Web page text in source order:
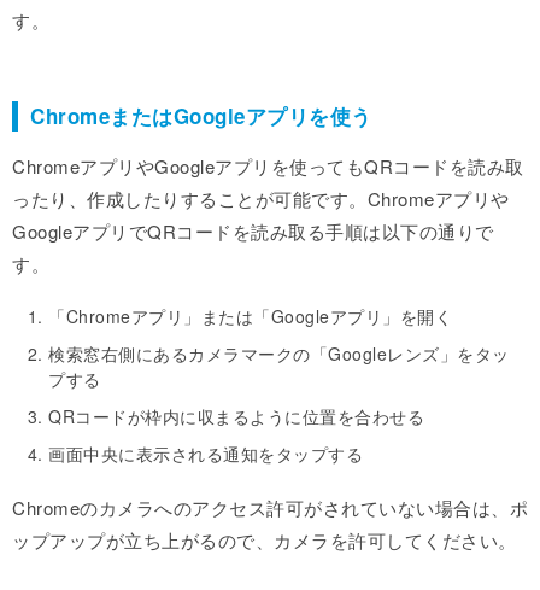
す。
ChromeまたはGoogleアプリを使う
ChromeアプリやGoogleアプリを使ってもQRコードを読み取
ったり、作成したりすることが可能です。Chromeアプリや
GoogleアプリでQRコードを読み取る手順は以下の通りで
す。
「Chromeアプリ」または「Googleアプリ」を開く
検索窓右側にあるカメラマークの「Googleレンズ」をタッ
プする
QRコードが枠内に収まるように位置を合わせる
画面中央に表示される通知をタップする
Chromeのカメラへのアクセス許可がされていない場合は、ポ
ップアップが立ち上がるので、カメラを許可してください。